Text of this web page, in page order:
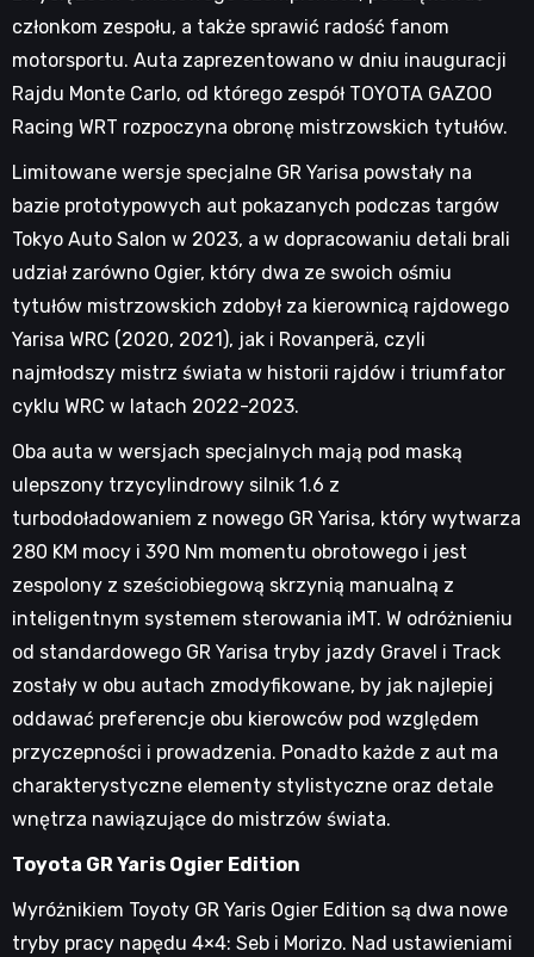
członkom zespołu, a także sprawić radość fanom
motorsportu. Auta zaprezentowano w dniu inauguracji
Rajdu Monte Carlo, od którego zespół TOYOTA GAZOO
Racing WRT rozpoczyna obronę mistrzowskich tytułów.
Limitowane wersje specjalne GR Yarisa powstały na
bazie prototypowych aut pokazanych podczas targów
Tokyo Auto Salon w 2023, a w dopracowaniu detali brali
udział zarówno Ogier, który dwa ze swoich ośmiu
tytułów mistrzowskich zdobył za kierownicą rajdowego
Yarisa WRC (2020, 2021), jak i Rovanperä, czyli
najmłodszy mistrz świata w historii rajdów i triumfator
cyklu WRC w latach 2022-2023.
Oba auta w wersjach specjalnych mają pod maską
ulepszony trzycylindrowy silnik 1.6 z
turbodoładowaniem z nowego GR Yarisa, który wytwarza
280 KM mocy i 390 Nm momentu obrotowego i jest
zespolony z sześciobiegową skrzynią manualną z
inteligentnym systemem sterowania iMT. W odróżnieniu
od standardowego GR Yarisa tryby jazdy Gravel i Track
zostały w obu autach zmodyfikowane, by jak najlepiej
oddawać preferencje obu kierowców pod względem
przyczepności i prowadzenia. Ponadto każde z aut ma
charakterystyczne elementy stylistyczne oraz detale
wnętrza nawiązujące do mistrzów świata.
Toyota GR Yaris Ogier Edition
Wyróżnikiem Toyoty GR Yaris Ogier Edition są dwa nowe
tryby pracy napędu 4×4: Seb i Morizo. Nad ustawieniami